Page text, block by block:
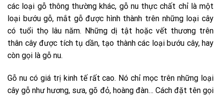
các loại gỗ thông thường khác, gỗ nu thực chất chỉ là một
loại bướu gỗ, mắt gỗ được hình thành trên những loại cây
có tuổi thọ lâu năm. Những dị tật hoặc vết thương trên
thân cây được tích tụ dần, tạo thành các loại bướu cây, hay
còn gọi là gỗ nu.
Gỗ nu có giá trị kinh tế rất cao. Nó chỉ mọc trên những loại
cây gỗ như hương, sưa, gõ đỏ, hoàng đàn… Cách đặt tên gọi